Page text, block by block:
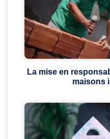
La mise en
maisons